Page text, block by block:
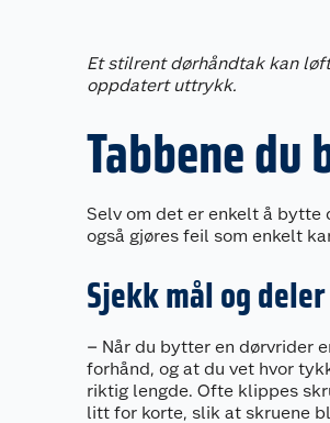
Et stilrent dørhåndtak kan
oppdatert uttrykk.
Tabbene du
Selv om det er enkelt å bytte
også gjøres feil som enkelt
Sjekk mål og
– Når du bytter en dørvrider
forhånd, og at du vet hvor
riktig lengde. Ofte klippes
litt for korte, slik at skruene